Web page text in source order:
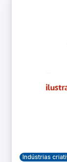
Indústrias